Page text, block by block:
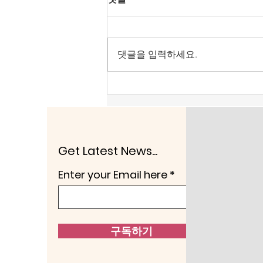
유언론국민연합 유광후 회원
댓글을 입력하세요.
Get Latest News...
Enter your Email here
구독하기